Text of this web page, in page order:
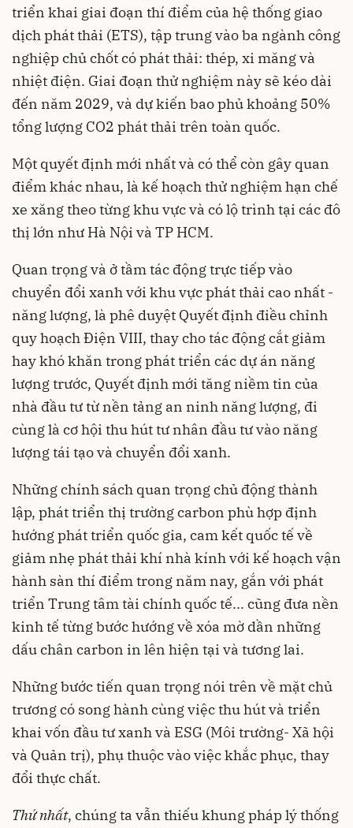
triển khai giai đoạn thí điểm của hệ thống giao
dịch phát thải (ETS), tập trung vào ba ngành công
nghiệp chủ chốt có phát thải: thép, xi măng và
nhiệt điện. Giai đoạn thử nghiệm này sẽ kéo dài
đến năm 2029, và dự kiến bao phủ khoảng 50%
tổng lượng CO2 phát thải trên toàn quốc.
Một quyết định mới nhất và có thể còn gây quan
điểm khác nhau, là kế hoạch thử nghiệm hạn chế
xe xăng theo từng khu vực và có lộ trình tại các đô
thị lớn như Hà Nội và TP HCM.
Quan trọng và ở tầm tác động trực tiếp vào
chuyển đổi xanh với khu vực phát thải cao nhất -
năng lượng, là phê duyệt Quyết định điều chỉnh
quy hoạch Điện VIII, thay cho tác động cắt giảm
hay khó khăn trong phát triển các dự án năng
lượng trước, Quyết định mới tăng niềm tin của
nhà đầu tư từ nền tảng an ninh năng lượng, đi
cùng là cơ hội thu hút tư nhân đầu tư vào năng
lượng tái tạo và chuyển đổi xanh.
Những chính sách quan trọng chủ động thành
lập, phát triển thị trường carbon phù hợp định
hướng phát triển quốc gia, cam kết quốc tế về
giảm nhẹ phát thải khí nhà kính với kế hoạch vận
hành sàn thí điểm trong năm nay, gắn với phát
triển Trung tâm tài chính quốc tế... cũng đưa nền
kinh tế từng bước hướng về xóa mờ dần những
dấu chân carbon in lên hiện tại và tương lai.
Những bước tiến quan trọng nói trên về mặt chủ
trương có song hành cùng việc thu hút và triển
khai vốn đầu tư xanh và ESG (Môi trường- Xã hội
và Quản trị), phụ thuộc vào việc khắc phục, thay
đổi thực chất.
Thứ nhất, chúng ta vẫn thiếu khung pháp lý thống